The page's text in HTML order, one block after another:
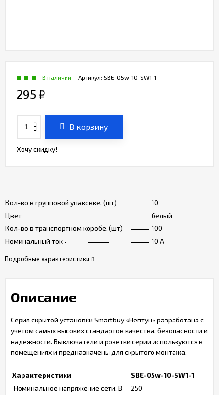
Кол-во в групповой упаковке, (шт)
10
Цвет
белый
Кол-во в транспортном коробе, (шт)
100
Номинальный ток
10 A
Подробные характеристики
Артикул: SBE-05w-10-SW1-1
В наличии
295 ₽
В корзину
Хочу скидку!
Описание
Серия скрытой установки Smartbuy «Нептун» разработана с
учетом самых высоких стандартов качества, безопасности и
надежности. Выключатели и розетки серии используются в
помещениях и предназначены для скрытого монтажа.
Характеристики
SBE-05w-10-SW1-1
Номинальное напряжение сети, В
250